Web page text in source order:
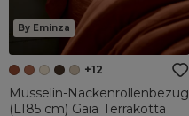
By Eminza
+12
Musselin-Nackenrollenbezug
(L185 cm) Gaïa Terrakotta